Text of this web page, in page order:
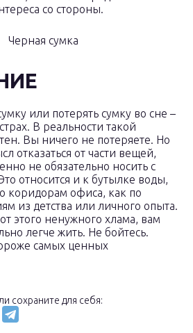
со стороны.
или потерять сумку во сне –
В реальности такой
Вы ничего не потеряете. Но
отказаться от части вещей,
не обязательно носить с
относится и к бутылке воды,
коридорам офиса, как по
из детства или личного опыта.
этого ненужного хлама, вам
легче жить. Не бойтесь.
самых ценных
сохраните для себя: